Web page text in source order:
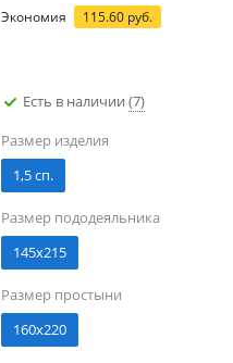
Экономия 115.60 руб.
Есть в наличии (7)
Размер изделия
1,5 сп.
Размер пододеяльника
145х215
Размер простыни
160х220